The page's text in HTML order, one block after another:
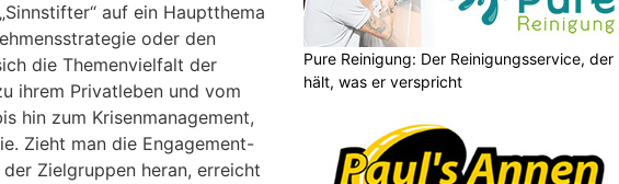
auf ein Hauptthema
oder den
die Themenvielfalt der
ihrem Privatleben und vom
hin zum Krisenmanagement,
Zieht man die Engagement-
Zielgruppen heran, erreicht
Pure Reinigung: Der Reinigungsservice, der
hält, was er verspricht